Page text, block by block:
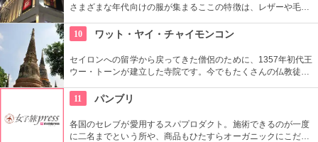
さまざまな年代向けの服が集まるここの特徴は、レザーや毛皮
買い付けに集まります。夜22時頃から本格的に賑わいます。
10 ワット・ヤイ・チャイモンコン
セイロンへの留学から戻ってきた僧侶のために、1357年初代王
ウー・トーンが建立した寺院です。今でもたくさんの仏教徒が
塔、横になった涅槃の仏像、チェディ前であぐらを組む大きな
仏像など、どれもすごいスケールです。
11 パンブリ
各国のセレブが愛用するスパプロダクト。施術できるのが一度
に二名までという所や、商品もひたすらオーガニックにこだわ